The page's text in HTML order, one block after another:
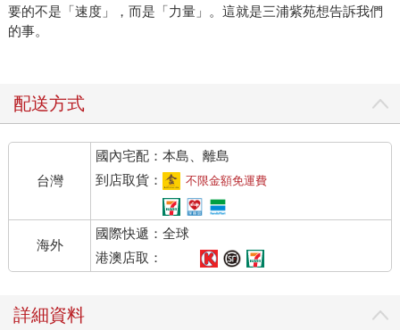
要的不是「速度」，而是「力量」。這就是三浦紫苑想告訴我們
的事。
配送方式
台灣
國內宅配：本島、離島
到店取貨：
不限金額免運費
海外
國際快遞：全球
港澳店取：
詳細資料